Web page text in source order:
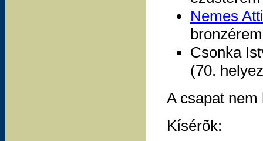
Nemes
Csonka
(70.
A csapat
Kísérõk: